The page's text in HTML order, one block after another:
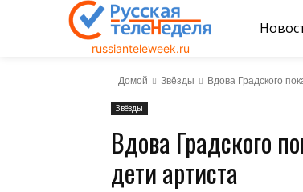
russianteleweek.ru
Домой Звёзды Вдова Градского
Звёзды
Вдова Градского
дети артиста